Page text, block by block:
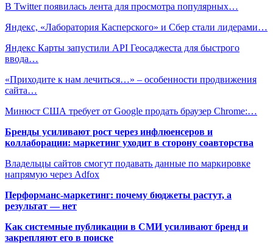
В Twitter появилась лента для просмотра популярных…
Яндекс, «Лаборатория Касперского» и Сбер стали лидерами…
Яндекс Карты запустили API Геосаджеста для быстрого
ввода…
«Приходите к нам лечиться…» – особенности продвижения
сайта…
Минюст США требует от Google продать браузер Chrome:…
Бренды усиливают рост через инфлюенсеров и
коллаборации: маркетинг уходит в сторону соавторства
Владельцы сайтов смогут подавать данные по маркировке
напрямую через Adfox
Перформанс-маркетинг: почему бюджеты растут, а
результат — нет
Как системные публикации в СМИ усиливают бренд и
закрепляют его в поиске